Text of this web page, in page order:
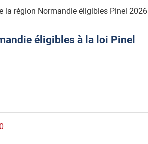
la région Normandie éligibles Pinel 2026
éligibles à la loi Pinel